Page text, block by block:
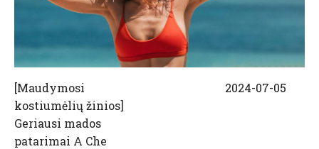
[Maudymosi
kostiumėlių žinios]
Geriausi mados
patarimai A Che
2024-07-05